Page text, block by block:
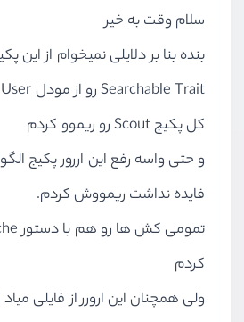
سلام وقت به خیر
بنده بنا بر دلایلی نمیخوام از این
Searchable Trait رو از مودل User حذف کردم.
کل پکیج Scout رو ریموو کردم
و حتی واسه رفع این اررور پکیج
فایده نداشت ریمووش کردم.
کردم
ولی همچنان این ارورر از فایلی